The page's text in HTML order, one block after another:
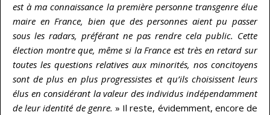
est à ma connaissance la première personne transgenre élue
maire en France, bien que des personnes aient pu passer
sous les radars, préférant ne pas rendre cela public. Cette
élection montre que, même si la France est très en retard sur
toutes les questions relatives aux minorités, nos concitoyens
sont de plus en plus progressistes et qu’ils choisissent leurs
élus en considérant la valeur des individus indépendamment
de leur identité de genre. » Il reste, évidemment, encore de